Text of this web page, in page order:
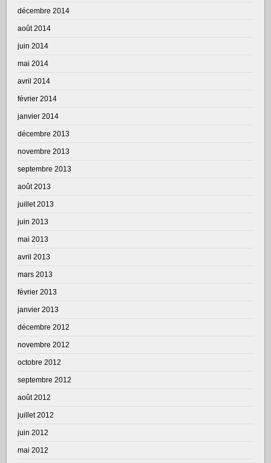
décembre 2014
août 2014
juin 2014
mai 2014
avril 2014
février 2014
janvier 2014
décembre 2013
novembre 2013
septembre 2013
août 2013
juillet 2013
juin 2013
mai 2013
avril 2013
mars 2013
février 2013
janvier 2013
décembre 2012
novembre 2012
octobre 2012
septembre 2012
août 2012
juillet 2012
juin 2012
mai 2012